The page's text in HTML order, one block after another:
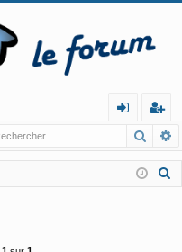
n
ne
ns
cri
pt